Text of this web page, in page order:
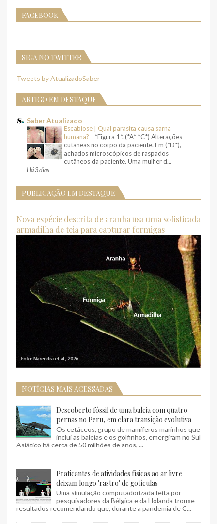
FACEBOOK
SIGA NO TWITTER
Tweets by AtualizadoSaber
ARTIGO EM DESTAQUE
Saber Atualizado
Escabiose | Qual parasita causa sarna
humana? - *Figura 1*. (*A*-*C*) Alterações
cutâneas no corpo da paciente. Em (*D*),
achados microscópicos de raspados
cutâneos da paciente. Uma mulher d...
Há 3 dias
PUBLICAÇÃO EM DESTAQUE
Nova espécie descrita de aranha usa uma sofisticada
armadilha de teia para capturar formigas
NOTÍCIAS MAIS ACESSADAS
Descoberto fóssil de uma baleia com quatro
pernas no Peru, em clara transição evolutiva
Os cetáceos, grupo de mamíferos marinhos que
inclui as baleias e os golfinhos, emergiram no Sul
Asiático há cerca de 50 milhões de anos, ...
Praticantes de atividades físicas ao ar livre
deixam longo 'rastro' de gotículas
Uma simulação computadorizada feita por
pesquisadores da Bélgica e da Holanda trouxe
resultados recomendando que, durante a pandemia de C...